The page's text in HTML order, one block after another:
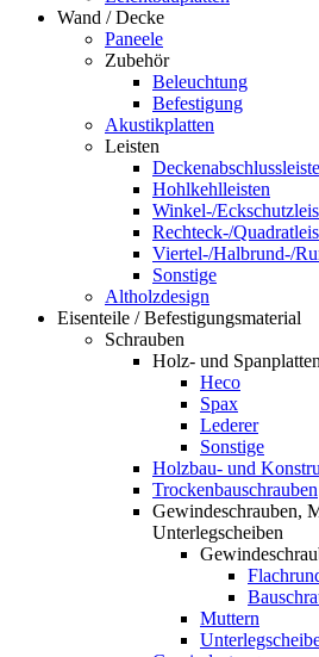
Wand / Decke
Paneele
Zubehör
Beleuchtung
Befestigung
Akustikplatten
Leisten
Hohlkehlleisten
Winkel-/
Rechteck-/
Viertel-/Halbrund-/
Sonstige
Altholzdesign
Eisenteile / Befestigungsmaterial
Schrauben
Holz- und
Heco
Spax
Lederer
Sonstige
Holzbau- und
Trockenbauschrauben
Gewindeschrauben,
Unterlegscheiben
Muttern